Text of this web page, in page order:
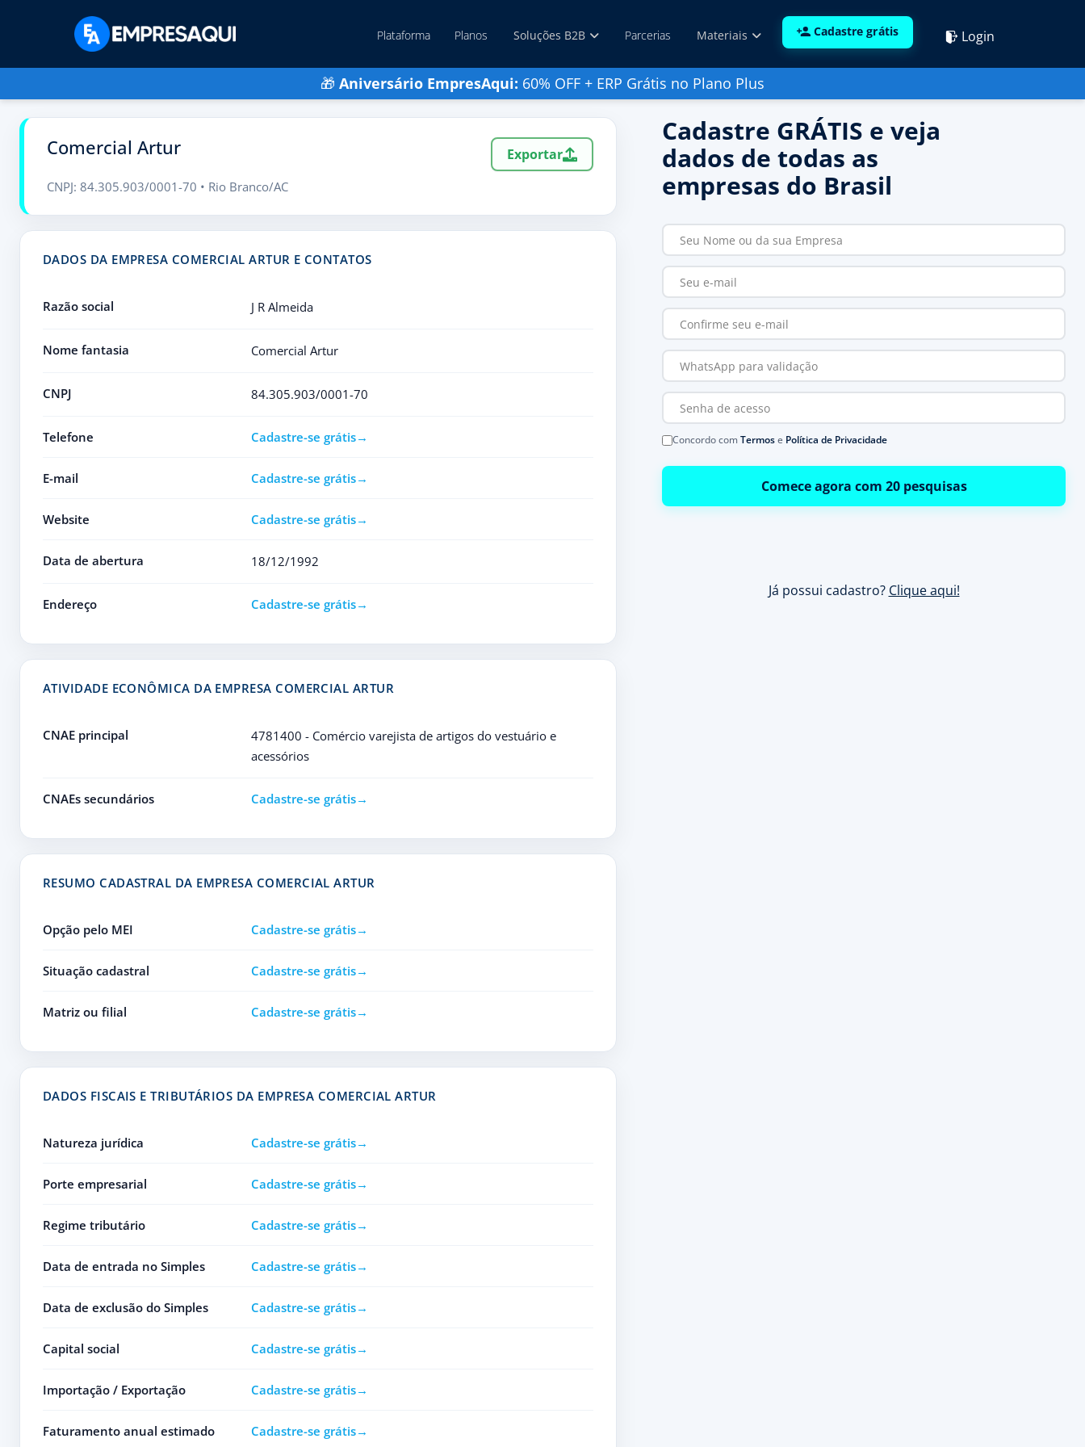
Plataforma Planos Soluções B2B Parcerias Materiais Cadastre grátis Login
🎁 Aniversário EmpresAqui: 60% OFF + ERP Grátis no Plano Plus
Comercial Artur Exportar
CNPJ: 84.305.903/0001-70 • Rio Branco/AC
DADOS DA EMPRESA COMERCIAL ARTUR E CONTATOS
Razão social J R Almeida
Nome fantasia Comercial Artur
CNPJ 84.305.903/0001-70
Telefone Cadastre-se grátis
E-mail Cadastre-se grátis
Website Cadastre-se grátis
Data de abertura 18/12/1992
Endereço Cadastre-se grátis
ATIVIDADE ECONÔMICA DA EMPRESA COMERCIAL ARTUR
CNAE principal
4781400 - Comércio varejista de artigos do vestuário e
acessórios
CNAEs secundários Cadastre-se grátis
RESUMO CADASTRAL DA EMPRESA COMERCIAL ARTUR
Opção pelo MEI Cadastre-se grátis
Situação cadastral Cadastre-se grátis
Matriz ou filial Cadastre-se grátis
DADOS FISCAIS E TRIBUTÁRIOS DA EMPRESA COMERCIAL ARTUR
Natureza jurídica Cadastre-se grátis
Porte empresarial Cadastre-se grátis
Regime tributário Cadastre-se grátis
Data de entrada no Simples Cadastre-se grátis
Data de exclusão do Simples Cadastre-se grátis
Capital social Cadastre-se grátis
Importação / Exportação Cadastre-se grátis
Faturamento anual estimado Cadastre-se grátis
Cadastre GRÁTIS e veja
dados de todas as
empresas do Brasil
Concordo comTermose Política de Privacidade
Comece agora com 20 pesquisas
Já possui cadastro? Clique aqui!